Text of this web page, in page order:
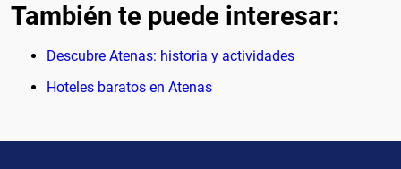
También te puede interesar:
Descubre Atenas: historia y actividades
Hoteles baratos en Atenas